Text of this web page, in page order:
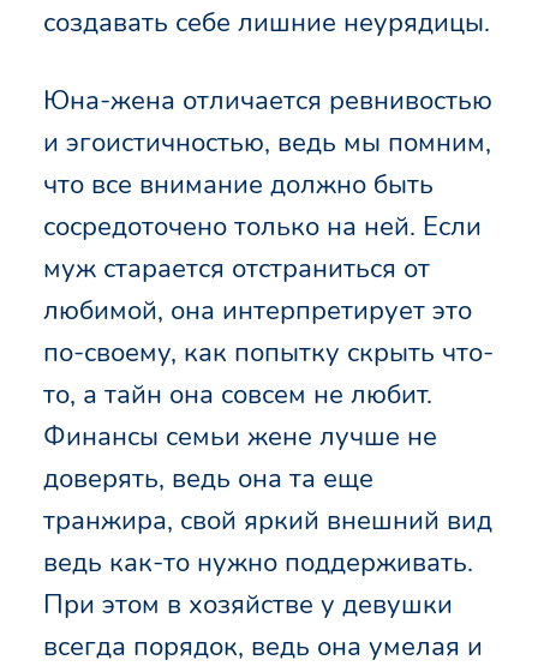
создавать себе лишние неурядицы.
Юна-жена отличается ревнивостью
и эгоистичностью, ведь мы помним,
что все внимание должно быть
сосредоточено только на ней. Если
муж старается отстраниться от
любимой, она интерпретирует это
по-своему, как попытку скрыть что-
то, а тайн она совсем не любит.
Финансы семьи жене лучше не
доверять, ведь она та еще
транжира, свой яркий внешний вид
ведь как-то нужно поддерживать.
При этом в хозяйстве у девушки
всегда порядок, ведь она умелая и